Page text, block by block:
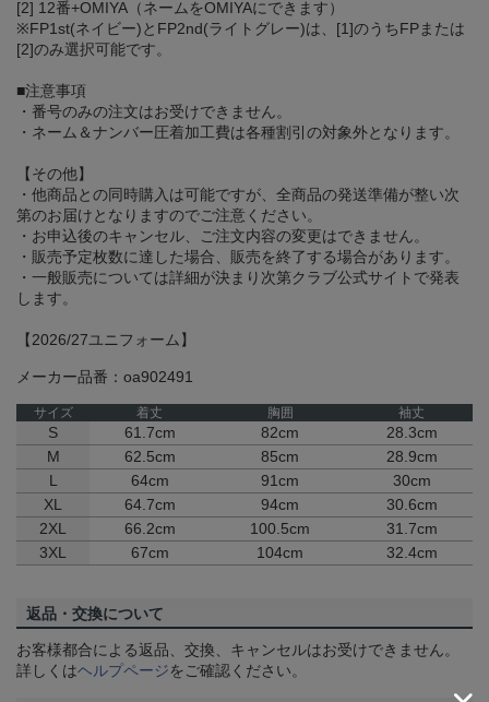
[2] 12番+OMIYA（ネームをOMIYAにできます）
※FP1st(ネイビー)とFP2nd(ライトグレー)は、[1]のうちFPまたは
[2]のみ選択可能です。
■注意事項
・番号のみの注文はお受けできません。
・ネーム＆ナンバー圧着加工費は各種割引の対象外となります。
【その他】
・他商品との同時購入は可能ですが、全商品の発送準備が整い次
第のお届けとなりますのでご注意ください。
・お申込後のキャンセル、ご注文内容の変更はできません。
・販売予定枚数に達した場合、販売を終了する場合があります。
・一般販売については詳細が決まり次第クラブ公式サイトで発表
します。
【2026/27ユニフォーム】
メーカー品番：oa902491
サイズ 着丈 胸囲 袖丈
S 61.7cm 82cm
28.3cm
M
62.5cm 85cm
28.9cm
L
64cm 91cm
30cm
XL
64.7cm 94cm
30.6cm
2XL
66.2cm 100.5cm
31.7cm
3XL
67cm 104cm 32.4cm
返品・交換について
お客様都合による返品、交換、キャンセルはお受けできません。
詳しくはヘルプページをご確認ください。